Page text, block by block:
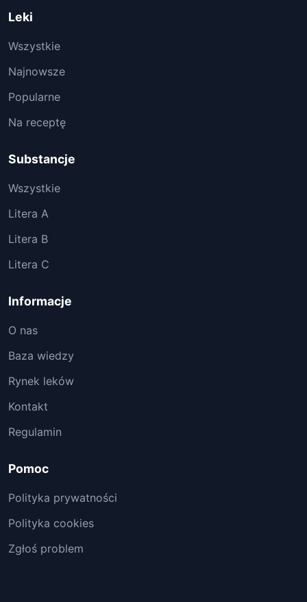
Leki
Wszystkie
Najnowsze
Popularne
Na receptę
Substancje
Wszystkie
Litera A
Litera B
Litera C
Informacje
O nas
Baza wiedzy
Rynek leków
Kontakt
Regulamin
Pomoc
Polityka prywatności
Polityka cookies
Zgłoś problem